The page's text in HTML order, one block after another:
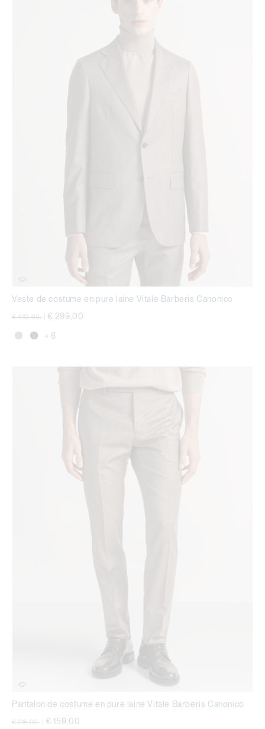
Veste de costume en pure laine Vitale Barberis Canonico
Prix réduit de
€ 432,00 € 299,00
+ 6
Pantalon de costume en pure laine Vitale Barberis Canonico
Prix réduit de
€ 215,00 € 159,00